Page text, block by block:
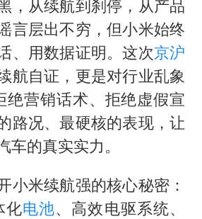
，从续航到刹停，从产品
言层出不穷，但小米始终
、用数据证明。这次京沪
航自证，更是对行业乱象
营销话术、拒绝虚假宣
路况、最硬核的表现，让
车的真实实力。
小米续航强的核心秘密：
化电池、高效电驱系统、